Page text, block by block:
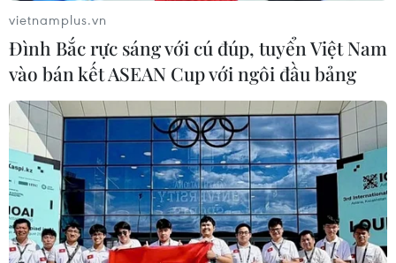
Phút 60, Anh Đức tận dụng rất tốt cơ hội để nhân đôi cách biệt
cho đội chủ nhà. (Ảnh: Trọng Đạt/TTXVN)
vietnamplus.vn
Đình Bắc rực sáng với cú đúp, tuyển Việt Nam
vào bán kết ASEAN Cup với ngôi đầu bảng